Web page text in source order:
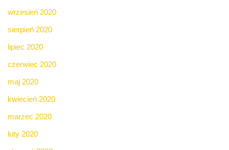
wrzesień 2020
sierpień 2020
lipiec 2020
czerwiec 2020
maj 2020
kwiecień 2020
marzec 2020
luty 2020